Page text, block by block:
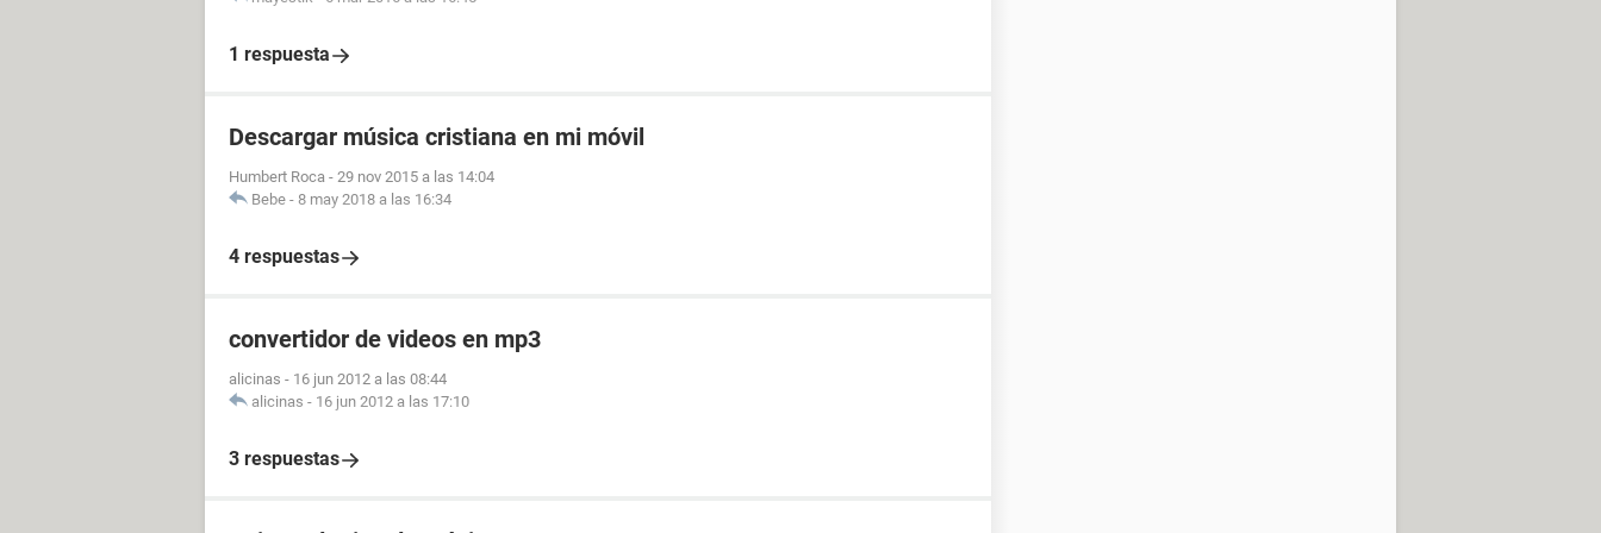
1 respuesta
Descargar música cristiana en mi móvil
Humbert Roca - 29 nov 2015 a las 14:04
Bebe - 8 may 2018 a las 16:34
4 respuestas
convertidor de videos en mp3
alicinas - 16 jun 2012 a las 08:44
alicinas - 16 jun 2012 a las 17:10
3 respuestas